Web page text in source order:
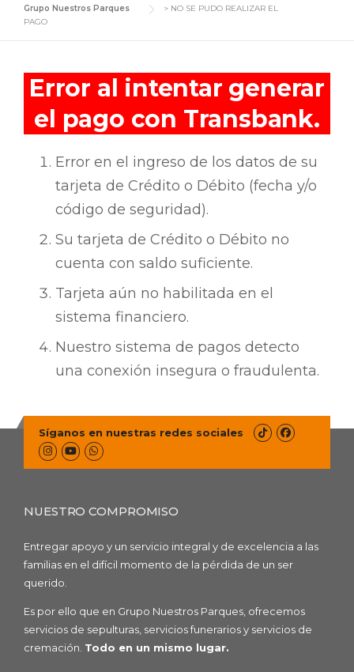
Grupo Nuestros Parques > NO SE PUDO REALIZAR EL
PAGO
Error al intentar generar
el pago con Transbank.
Error en el ingreso de los datos de su
tarjeta de Crédito o Débito (fecha y/o
código de seguridad).
Su tarjeta de Crédito o Débito no
cuenta con saldo suficiente.
Tarjeta aún no habilitada en el
sistema financiero.
Nuestro sistema de pagos detecto
una conexión insegura o fraudulenta.
Síganos en nuestras redes sociales
NUESTRO COMPROMISO
Entregar apoyo y un servicio integral y de excelencia a las
familias en el difícil momento de la pérdida de un ser
querido.
Es por ello que en Grupo Nuestros Parques, ofrecemos
servicios de sepulturas, servicios funerarios y servicios de
cremación. Todo en un mismo lugar.